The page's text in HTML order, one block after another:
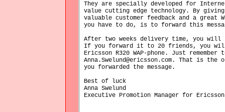
They are specially developed for Internet
value cutting edge technology. By
valuable customer feedback and a great
you have to do, is to forward this
After two weeks delivery time, you will
If you forward it to 20 friends, you will
Ericsson R320 WAP-phone. Just
Anna.Swelund@ericsson.com. That is the
you forwarded the message.
Best of luck
Anna Swelund
Executive Promotion Manager for